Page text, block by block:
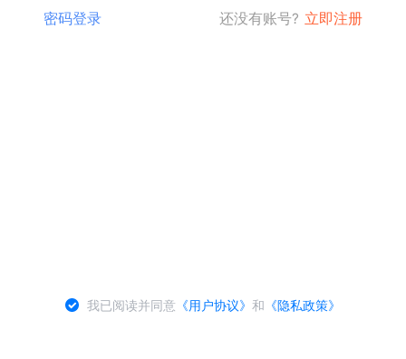
密码登录 还没有账号? 立即注册
我已阅读并同意 《用户协议》和 《隐私政策》